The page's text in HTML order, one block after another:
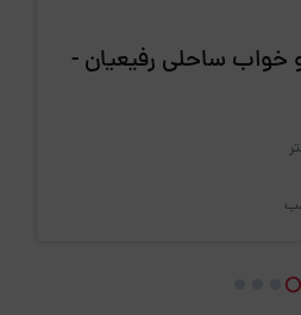
خواب ساحلی رفیعیان -